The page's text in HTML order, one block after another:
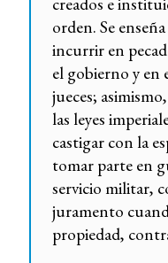
orden. Se
incurrir en
el gobierno y en
jueces;
las leyes
castigar con la
tomar parte en
servicio militar,
juramento
propiedad,